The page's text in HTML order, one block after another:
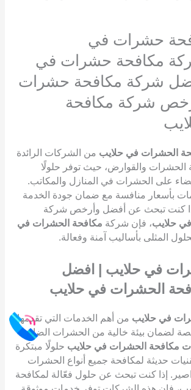
حشرات في
مكافحة حشرات في
شركة مكافحة حشرات
شركة مكافحة
الحشرات في حلايب من الشركات الرائدة
والقوارض، حيث توفر حلولًا
على الحشرات في المنازل والمكاتب.
بأسعار منافسة مع ضمان جودة الخدمة
كنت تبحث عن أفضل وأرخص شركة
حلايب، فإن شركة مكافحة الحشرات في
المثلى بأساليب آمنة وفعالة.
في حلايب | افضل
الحشرات في حلايب
في حلايب من أهم الخدمات التي تقدمها
لضمان بيئة خالية من الحشرات الضارة.
مكافحة الحشرات في حلايب حلولًا مبتكرة
حديثة لمكافحة جميع أنواع الحشرات
إذا كنت تبحث عن حلول فعّالة لمكافحة